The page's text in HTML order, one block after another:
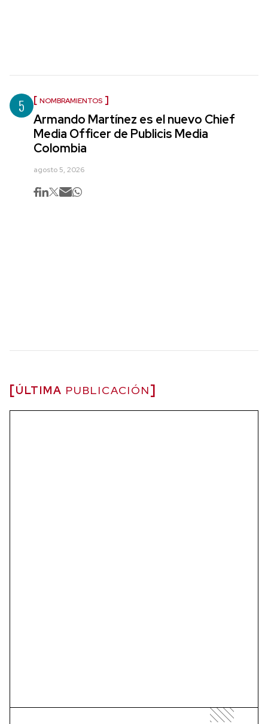
5 NOMBRAMIENTOS
Armando Martínez es el nuevo Chief
Media Officer de Publicis Media
Colombia
agosto 5, 2026
ÚLTIMA PUBLICACIÓN